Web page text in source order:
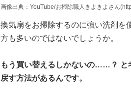
画像出典：YouTube/お掃除職人きよきよさん
換気扇をお掃除するのに強い洗剤を
方も多いのではないでしょうか。
もう買い替えるしかないの……？ と
戻す方法があるんです。